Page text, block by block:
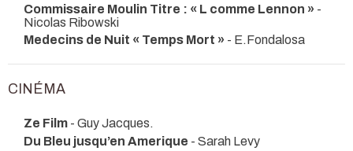
Commissaire Moulin Titre : « L comme Lennon » -
Nicolas Ribowski
Medecins de Nuit « Temps Mort » - E.Fondalosa
CINÉMA
Ze Film - Guy Jacques.
Du Bleu jusqu’en Amerique - Sarah Levy